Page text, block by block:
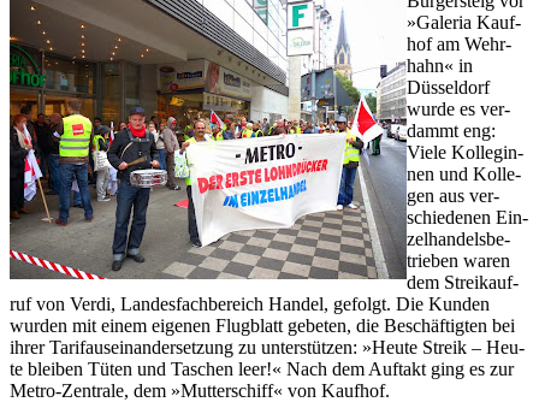
»Ga­le­ria Kauf­
hof am Wehr­
hahn« in
Düssel­dorf
wur­de es ver­
dammt eng:
Vie­le Kol­le­gin­
nen und Kol­le­
gen aus ver­
schie­de­nen Ein­
zel­han­dels­be­
trie­ben wa­ren
dem Strei­kauf­
ruf von Ver­di, Lan­des­fach­be­reich Han­del, ge­folgt. Die Kun­den
wur­den mit ei­nem ei­ge­nen Flug­blatt ge­be­ten, die Beschäftig­ten bei
ih­rer Ta­rifaus­ein­an­der­set­zung zu un­terstützen: »Heu­te Streik – Heu­
te blei­ben Tüten und Ta­schen leer!« Nach dem Auf­takt ging es zur
Me­tro-Zen­tra­le, dem »Mut­ter­schiff« von Kauf­hof.